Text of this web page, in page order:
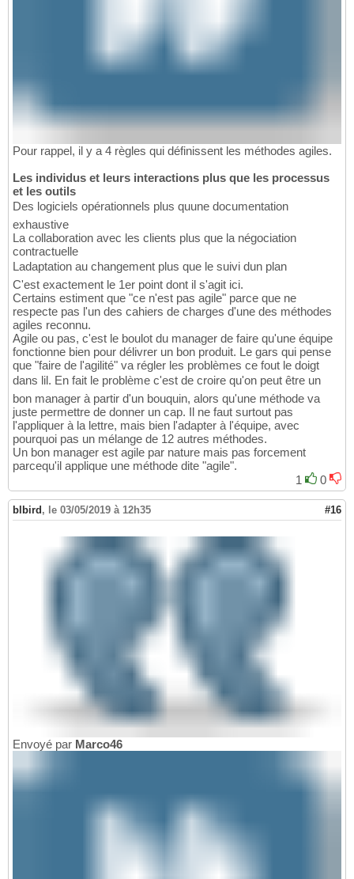
Pour rappel, il y a 4 règles qui définissent les méthodes agiles.
Les individus et leurs interactions plus que les processus
et les outils
Des logiciels opérationnels plus quune documentation
exhaustive
La collaboration avec les clients plus que la négociation
contractuelle
Ladaptation au changement plus que le suivi dun plan
C'est exactement le 1er point dont il s'agit ici.
Certains estiment que "ce n'est pas agile" parce que ne
respecte pas l'un des cahiers de charges d'une des méthodes
agiles reconnu.
Agile ou pas, c'est le boulot du manager de faire qu'une équipe
fonctionne bien pour délivrer un bon produit. Le gars qui pense
que "faire de l'agilité" va régler les problèmes ce fout le doigt
dans lil. En fait le problème c'est de croire qu'on peut être un
bon manager à partir d'un bouquin, alors qu'une méthode va
juste permettre de donner un cap. Il ne faut surtout pas
l'appliquer à la lettre, mais bien l'adapter à l'équipe, avec
pourquoi pas un mélange de 12 autres méthodes.
Un bon manager est agile par nature mais pas forcement
parcequ'il applique une méthode dite "agile".
1
0
blbird , le 03/05/2019 à 12h35 #16
Envoyé par Marco46